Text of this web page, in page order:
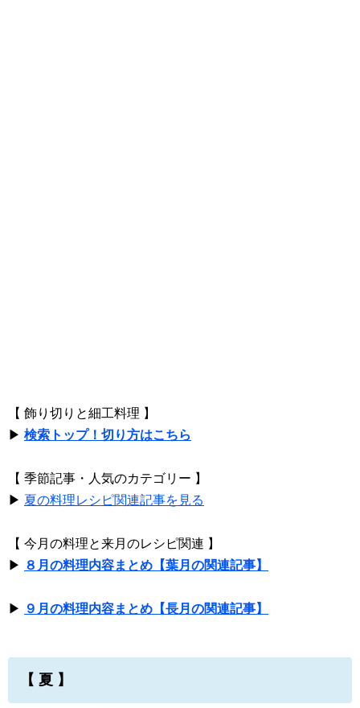
【 飾り切りと細工料理 】
▶ 検索トップ！切り方はこちら
【 季節記事・人気のカテゴリー 】
▶ 夏の料理レシピ関連記事を見る
【 今月の料理と来月のレシピ関連 】
▶ ８月の料理内容まとめ【葉月の関連記事】
▶ ９月の料理内容まとめ【長月の関連記事】
【 夏 】